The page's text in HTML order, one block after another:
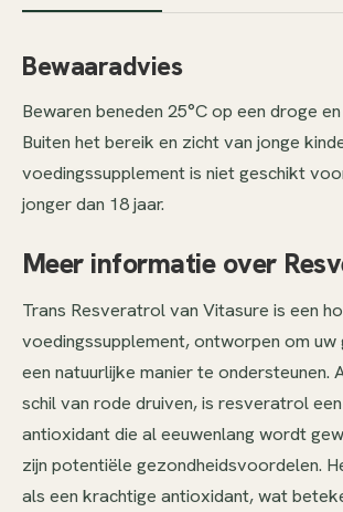
Bewaaradvies
Bewaren beneden 25°C op een droge
Buiten het bereik en zicht van jonge
voedingssupplement is niet geschikt
jonger dan 18 jaar.
Meer informatie over
Trans Resveratrol van Vitasure is een
voedingssupplement, ontworpen om uw
een natuurlijke manier te ondersteunen.
schil van rode druiven, is resveratrol
antioxidant die al eeuwenlang wordt
zijn potentiële gezondheidsvoordelen.
als een krachtige antioxidant, wat